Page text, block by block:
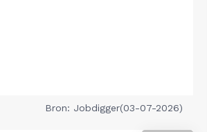
Bron: Jobdigger(03-07-2026)